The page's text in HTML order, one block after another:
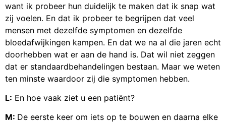
want ik probeer hun duidelijk te maken dat ik snap wat
zij voelen. En dat ik probeer te begrijpen dat veel
mensen met dezelfde symptomen en dezelfde
bloedafwijkingen kampen. En dat we na al die jaren echt
doorhebben wat er aan de hand is. Dat wil niet zeggen
dat er standaardbehandelingen bestaan. Maar we weten
ten minste waardoor zij die symptomen hebben.
L: En hoe vaak ziet u een patiënt?
M: De eerste keer om iets op te bouwen en daarna elke